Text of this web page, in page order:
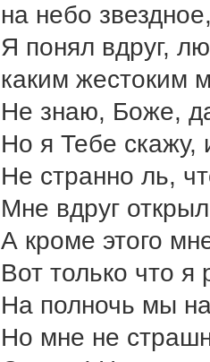
на небо
Я понял вдруг,
каким жестоким
Не знаю, Боже,
Но я Тебе
Не странно ль,
Мне вдруг
А кроме этого
Вот только что я
На полночь мы
Но мне не